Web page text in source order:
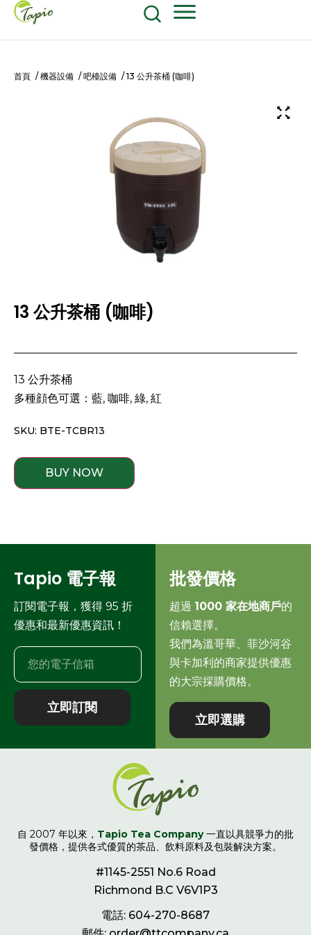
首頁 / 機器設備 / 吧檯設備 / 13 公升茶桶 (咖啡)
13 公升茶桶 (咖啡)
13 公升茶桶
多種顔色可選：藍, 咖啡, 綠, 紅
SKU: BTE-TCBR13
BUY NOW
Tapio 電子報
訂閱電子報，獲得 95 折
優惠和最新優惠資訊！
立即訂閱
批發價格
超過 1000 家在地商戶的
信賴選擇。
我們為溫哥華、菲沙河谷
與卡加利的商家提供優惠
的大宗採購價格。
立即選購
自 2007 年以來， Tapio Tea Company 一直以具競爭力的批
發價格，提供各式優質的茶品、飲料原料及包裝解決方案。
#1145-2551 No.6 Road
Richmond B.C V6V1P3
電話: 604-270-8687